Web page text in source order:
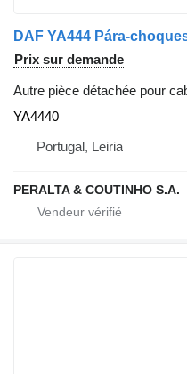
Prix sur demande
Autre pièce détachée pour
YA4440
Portugal, Leiria
PERALTA & COUTINHO S.A.